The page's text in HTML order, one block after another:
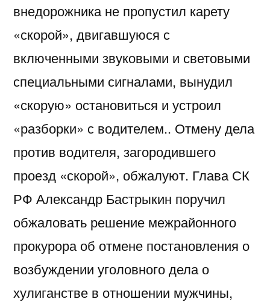
внедорожника не пропустил карету
«скорой», двигавшуюся с
включенными звуковыми и световыми
специальными сигналами, вынудил
«скорую» остановиться и устроил
«разборки» с водителем.. Отмену дела
против водителя, загородившего
проезд «скорой», обжалуют. Глава СК
РФ Александр Бастрыкин поручил
обжаловать решение межрайонного
прокурора об отмене постановления о
возбуждении уголовного дела о
хулиганстве в отношении мужчины,